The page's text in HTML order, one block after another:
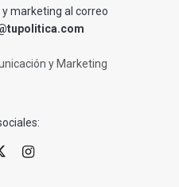
marketing al correo
y Marketing